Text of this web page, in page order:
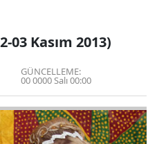
Kasım 2013)
GÜNCELLEME:
00 0000 Salı 00:00